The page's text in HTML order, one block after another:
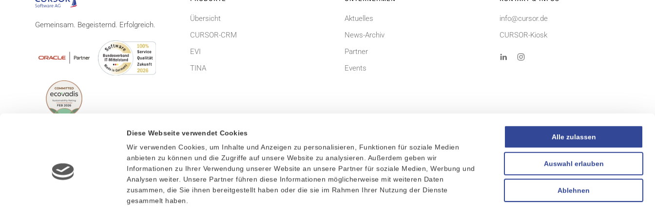
Diese Webseite verwendet Cookies
Wir verwenden Cookies, um Inhalte und Anzeigen zu personalisieren, Funktionen für soziale Medien
anbieten zu können und die Zugriffe auf unsere Website zu analysieren. Außerdem geben wir
Informationen zu Ihrer Verwendung unserer Website an unsere Partner für soziale Medien, Werbung und
Analysen weiter. Unsere Partner führen diese Informationen möglicherweise mit weiteren Daten
zusammen, die Sie ihnen bereitgestellt haben oder die sie im Rahmen Ihrer Nutzung der Dienste
gesammelt haben.
Alle zulassen
Auswahl erlauben
Ablehnen
Gemeinsam. Begeisternd. Erfolgreich.
Übersicht
CURSOR-CRM
EVI
TINA
Aktuelles
News-Archiv
Partner
Events
info@cursor.de
CURSOR-Kiosk
© CURSOR Software AG 2026
Impressum
Lizenzbedingungen
Datenschutzerklärung
Bildnachweis
AGB
Sitemap